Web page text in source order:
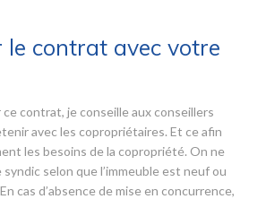
le contrat avec votre
contrat, je conseille aux conseillers
avec les copropriétaires. Et ce afin
les besoins de la copropriété. On ne
syndic selon que l’immeuble est neuf ou
cas d’absence de mise en concurrence,